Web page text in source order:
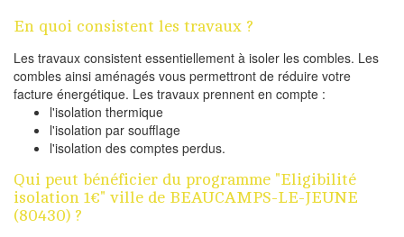
En quoi consistent les travaux ?
Les travaux consistent essentiellement à isoler les combles. Les
combles ainsi aménagés vous permettront de réduire votre
facture énergétique. Les travaux prennent en compte :
l'isolation thermique
l'isolation par soufflage
l'isolation des comptes perdus.
Qui peut bénéficier du programme "Eligibilité
isolation 1€" ville de BEAUCAMPS-LE-JEUNE
(80430) ?